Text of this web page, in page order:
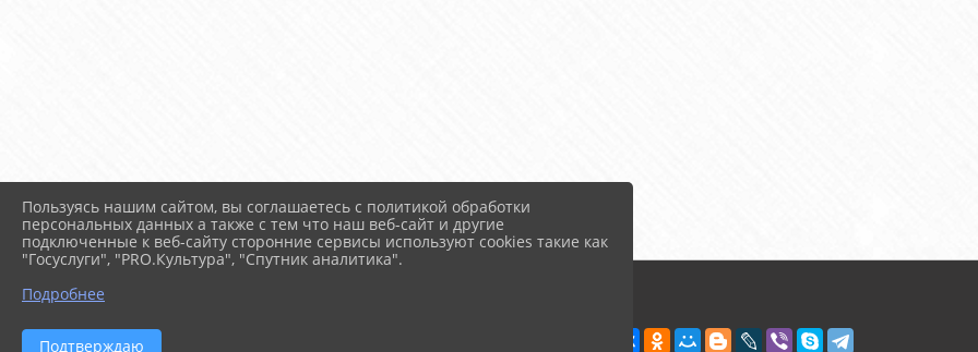
Пользуясь нашим сайтом, вы соглашаетесь с политикой обработки
персональных данных а также с тем что наш веб-сайт и другие
подключенные к веб-сайту сторонние сервисы используют cookies такие как
"Госуслуги", "PRO.Культура", "Спутник аналитика".
Подробнее
Подтверждаю